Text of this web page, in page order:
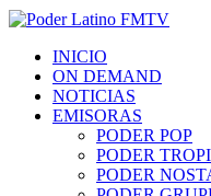
INICIO
ON DEMAND
NOTICIAS
EMISORAS
PODER POP
PODER
PODER